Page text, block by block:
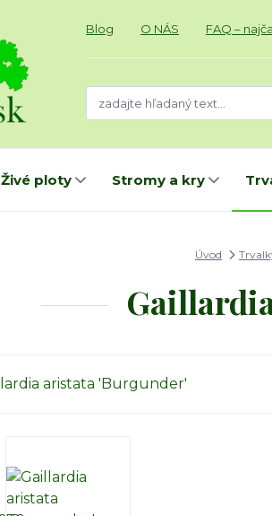
Blog O NÁS FAQ –
Živé ploty Stromy a kry
Úvod